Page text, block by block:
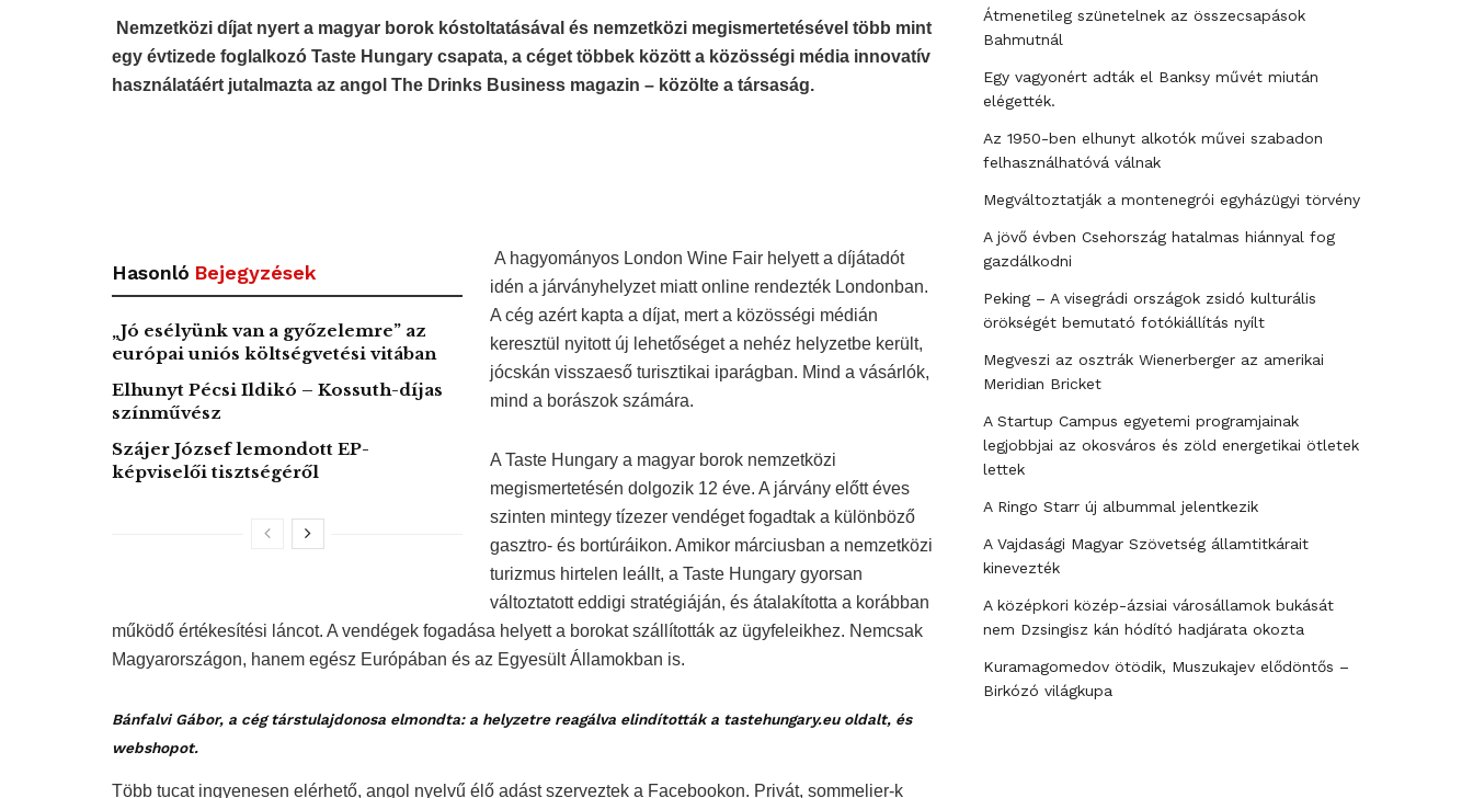
Nemzetközi díjat nyert a magyar borok kóstoltatásával és nemzetközi megismertetésével több mint
egy évtizede foglalkozó Taste Hungary csapata, a céget többek között a közösségi média innovatív
használatáért jutalmazta az angol The Drinks Business magazin – közölte a társaság.
Hasonló Bejegyzések
„Jó esélyünk van a győzelemre” az
európai uniós költségvetési vitában
Elhunyt Pécsi Ildikó – Kossuth-díjas
színművész
Szájer József lemondott EP-
képviselői tisztségéről
A hagyományos London Wine Fair helyett a díjátadót
idén a járványhelyzet miatt online rendezték Londonban.
A cég azért kapta a díjat, mert a közösségi médián
keresztül nyitott új lehetőséget a nehéz helyzetbe került,
jócskán visszaeső turisztikai iparágban. Mind a vásárlók,
mind a borászok számára.
A Taste Hungary a magyar borok nemzetközi
megismertetésén dolgozik 12 éve. A járvány előtt éves
szinten mintegy tízezer vendéget fogadtak a különböző
gasztro- és bortúráikon. Amikor márciusban a nemzetközi
turizmus hirtelen leállt, a Taste Hungary gyorsan
változtatott eddigi stratégiáján, és átalakította a korábban
működő értékesítési láncot. A vendégek fogadása helyett a borokat szállították az ügyfeleikhez. Nemcsak
Magyarországon, hanem egész Európában és az Egyesült Államokban is.
Bánfalvi Gábor, a cég társtulajdonosa elmondta: a helyzetre reagálva elindították a tastehungary.eu oldalt, és
webshopot.
Több tucat ingyenesen elérhető, angol nyelvű élő adást szerveztek a Facebookon. Privát, sommelier-k
Átmenetileg szünetelnek az összecsapások
Bahmutnál
Egy vagyonért adták el Banksy művét miután
elégették.
Az 1950-ben elhunyt alkotók művei szabadon
felhasználhatóvá válnak
Megváltoztatják a montenegrói egyházügyi törvény
A jövő évben Csehország hatalmas hiánnyal fog
gazdálkodni
Peking – A visegrádi országok zsidó kulturális
örökségét bemutató fotókiállítás nyílt
Megveszi az osztrák Wienerberger az amerikai
Meridian Bricket
A Startup Campus egyetemi programjainak
legjobbjai az okosváros és zöld energetikai ötletek
lettek
A Ringo Starr új albummal jelentkezik
A Vajdasági Magyar Szövetség államtitkárait
kinevezték
A középkori közép-ázsiai városállamok bukását
nem Dzsingisz kán hódító hadjárata okozta
Kuramagomedov ötödik, Muszukajev elődöntős –
Birkózó világkupa